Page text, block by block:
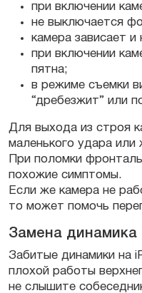
при включении
не выключается
камера зависает и
при включении
пятна;
в режиме съемки
“дребезжит” или
Для выхода из строя
маленького удара или
При поломки
похожие симптомы.
Если же камера не
то может помочь
Замена динамика
Забитые динамики на
плохой работы
не слышите